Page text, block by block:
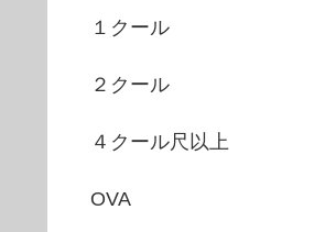
１クール
２クール
４クール尺以上
OVA